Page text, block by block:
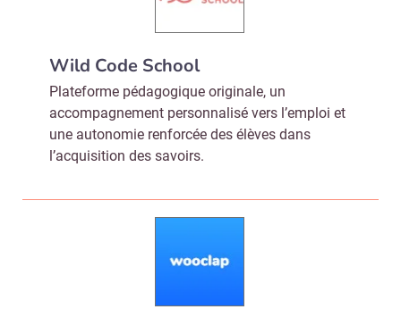
Wild Code School
Plateforme pédagogique originale, un
accompagnement personnalisé vers l’emploi et
une autonomie renforcée des élèves dans
l’acquisition des savoirs.